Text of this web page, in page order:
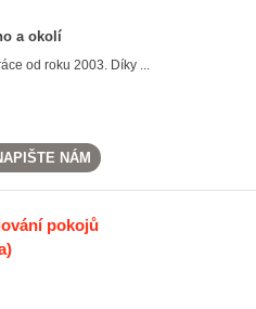
a okolí
od roku 2003. Díky ...
NÁM
pokojů